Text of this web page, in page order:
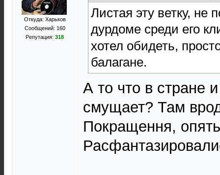
Откуда: Харьков
Сообщений: 160
Репутация: 318
Листая эту ветку, не
дурдоме среди его
хотел обидеть,
балагане.
А то что в стране
смущает? Там
Покращення,